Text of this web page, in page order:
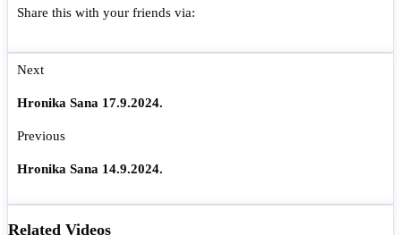
Share this with your friends via:
Next
Hronika Sana 17.9.2024.
Previous
Hronika Sana 14.9.2024.
Related Videos